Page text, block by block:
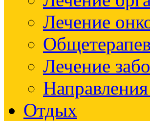
Лечение
Лечение
Отдых